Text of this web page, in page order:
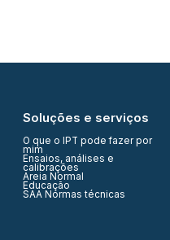
Soluções e serviços
O que o IPT pode fazer por
mim
Ensaios, análises e
calibrações
Areia Normal
Educação
SAA Normas técnicas